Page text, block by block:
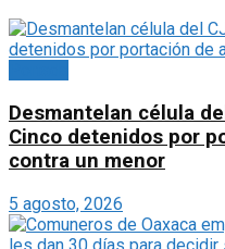
Desmantelan célula
Cinco detenidos por
contra un menor
5 agosto, 2026